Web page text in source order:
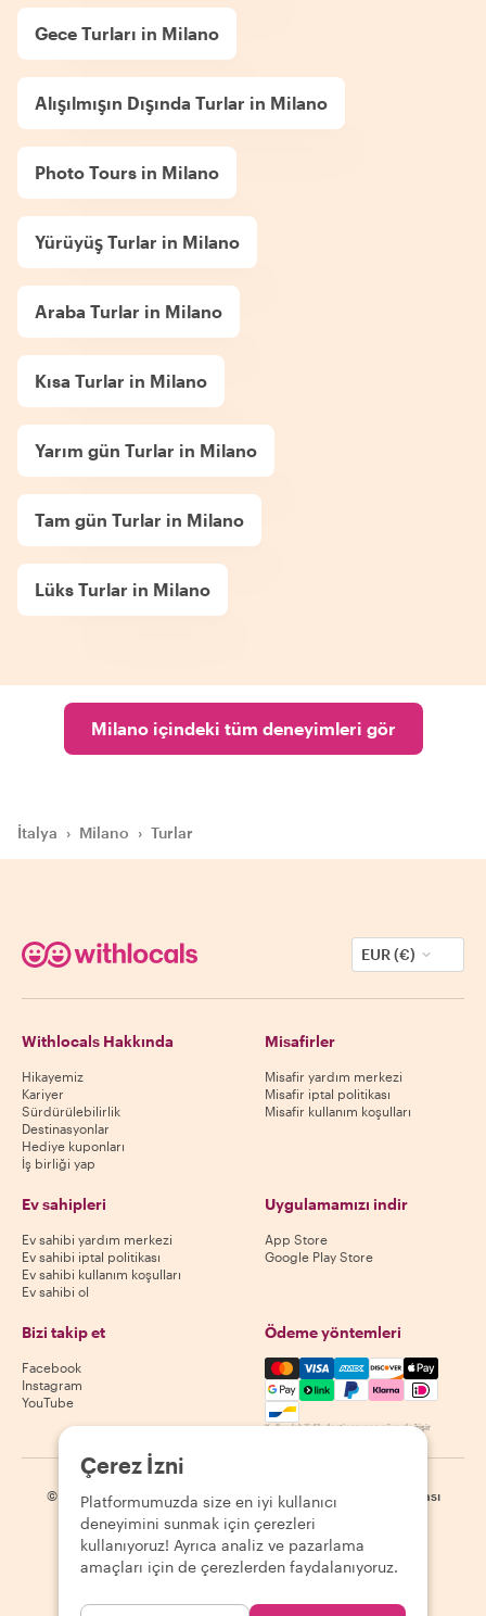
Gece Turları in Milano
Alışılmışın Dışında Turlar in Milano
Photo Tours in Milano
Yürüyüş Turlar in Milano
Araba Turlar in Milano
Kısa Turlar in Milano
Yarım gün Turlar in Milano
Tam gün Turlar in Milano
Lüks Turlar in Milano
Milano içindeki tüm deneyimleri gör
İtalya › Milano › Turlar
EUR (€)
Withlocals Hakkında
Hikayemiz
Kariyer
Sürdürülebilirlik
Destinasyonlar
Hediye kuponları
İş birliği yap
Misafirler
Misafir yardım merkezi
Misafir iptal politikası
Misafir kullanım koşulları
Ev sahipleri
Ev sahibi yardım merkezi
Ev sahibi iptal politikası
Ev sahibi kullanım koşulları
Ev sahibi ol
Uygulamamızı indir
App Store
Google Play Store
Bizi takip et
Facebook
Instagram
YouTube
Ödeme yöntemleri
Mastercard, Visa, Amex,
Kullanılabilirlik destinasyona göre değişir
© 2026 Withlocals.com Gizlilik Politikası | Site haritası
Çerez İzni
Platformumuzda size en iyi kullanıcı
deneyimini sunmak için çerezleri
kullanıyoruz! Ayrıca analiz ve pazarlama
amaçları için de çerezlerden faydalanıyoruz.